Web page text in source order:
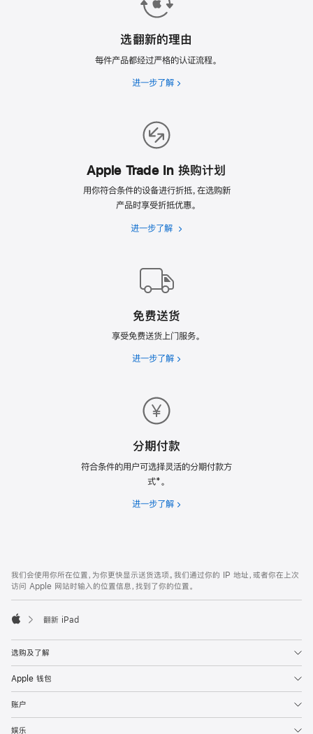
选翻新的理由
每件产品都经过严格的认证流程。
进一步了解 选
Apple Trade In 换购计划
用你符合条件的设备进行折抵，在选购新
产品时享受折抵优惠。
进一步了解
Apple
划
免费送货
享受免费送货上门服务。
进一步了解 免
分期付款
符合条件的用户可选择灵活的分期付款方
式*。
进一步了解 分
页
页
脚
注
我们会使用你所在位置，为你更快显示送货选项。我们通过你的 IP 地址，或者你在上次
访问 Apple 网站时输入的位置信息，找到了你的位置。
翻新 iPad
选购及了解
Apple 钱包
账户
娱乐